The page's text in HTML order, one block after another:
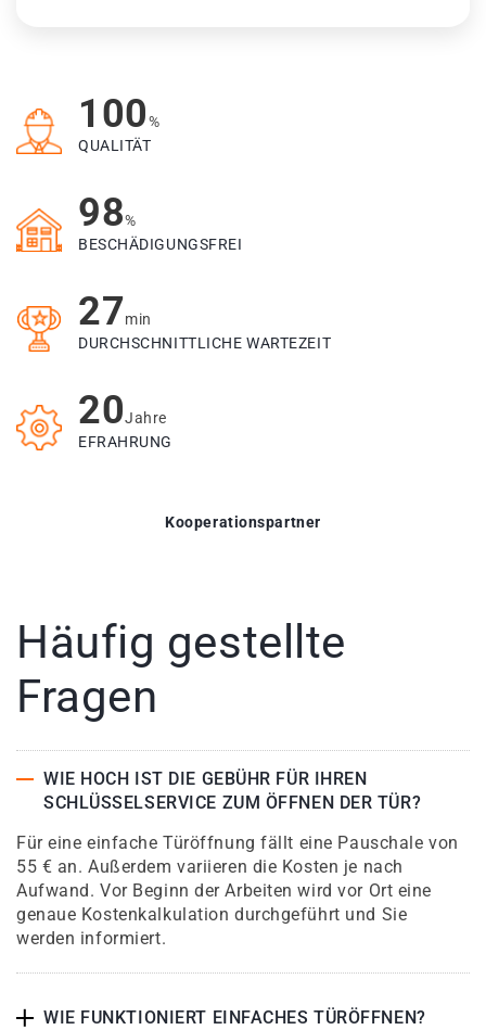
100%
QUALITÄT
98%
BESCHÄDIGUNGSFREI
27min
DURCHSCHNITTLICHE WARTEZEIT
20Jahre
EFRAHRUNG
Kooperationspartner
Häufig gestellte
Fragen
WIE HOCH IST DIE GEBÜHR FÜR IHREN
SCHLÜSSELSERVICE ZUM ÖFFNEN DER TÜR?
Für eine einfache Türöffnung fällt eine Pauschale von
55 € an. Außerdem variieren die Kosten je nach
Aufwand. Vor Beginn der Arbeiten wird vor Ort eine
genaue Kostenkalkulation durchgeführt und Sie
werden informiert.
WIE FUNKTIONIERT EINFACHES TÜRÖFFNEN?